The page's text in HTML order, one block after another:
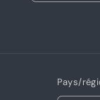
Pays/